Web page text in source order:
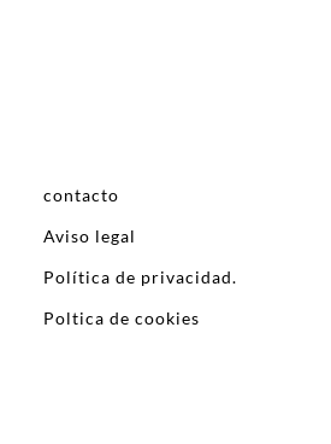
contacto
Aviso legal
Política de privacidad.
Poltica de cookies